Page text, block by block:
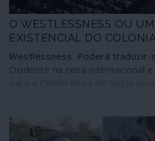
O WESTLESSNESS OU
EXISTENCIAL DO
Westlessness. Poderá traduzir-
Ocidente na cena internacional
escolha desta temática, que o
existencial, com saudades de